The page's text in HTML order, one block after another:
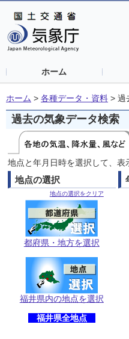
ホーム
ホーム > 各種データ・資料 > 過
過去の気象データ検索
地点と年月日時を選択して、
地点の選択
地点の選択をクリア
都府県・地方を選択
福井県内の地点を選択
福井県全地点